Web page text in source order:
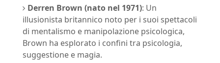
Derren Brown (nato nel 1971): Un
illusionista britannico noto per i suoi spettacoli
di mentalismo e manipolazione psicologica,
Brown ha esplorato i confini tra psicologia,
suggestione e magia.